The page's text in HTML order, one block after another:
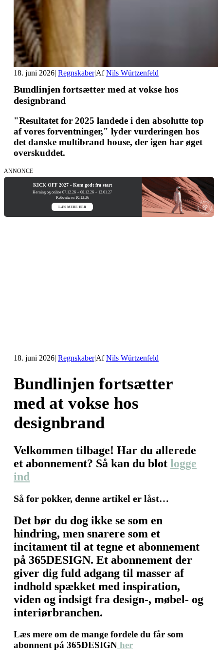
18. juni 2026| Regnskaber|AfNils Würtzenfeld
Bundlinjen fortsætter med at vokse hos
designbrand
"Resultatet for 2025 landede i den absolutte top
af vores forventninger," lyder vurderingen hos
det danske multibrand house, der igen har øget
overskuddet.
ANNONCE
KICK OFF 2027 - Kom godt fra start
Herning og online 07.12.26 + 08.12.26 + 12.01.27
København 10.12.26
LÆS MERE HER
18. juni 2026 Regnskaber|AfNils Würtzenfeld
Bundlinjen fortsætter
med at vokse hos
designbrand
Velkommen tilbage! Har du allerede
et abonnement? Så kan du blot logge
ind
Så for pokker, denne artikel er låst…
Det bør du dog ikke se som en
hindring, men snarere som et
incitament til at tegne et abonnement
på 365DESIGN. Et abonnement der
giver dig fuld adgang til masser af
indhold spækket med inspiration,
viden og indsigt fra design-, møbel- og
interiørbranchen.
Læs mere om de mange fordele du får som
abonnent på 365DESIGN her